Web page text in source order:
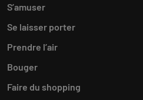
S’amuser
Se laisser porter
Prendre l’air
Bouger
Faire du shopping